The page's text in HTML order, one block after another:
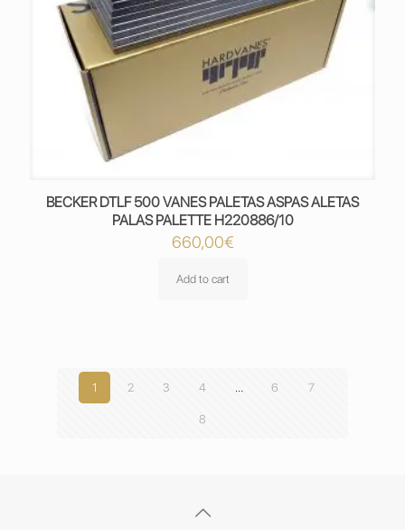
BECKER DTLF 500 VANES PALETAS ASPAS ALETAS
PALAS PALETTE H220886/10
660,00€
Add to cart
1 2 3 4 6 7
8